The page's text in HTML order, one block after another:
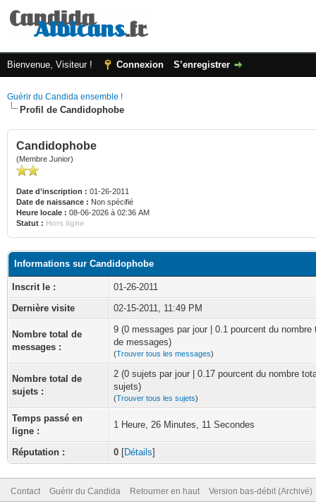
Bienvenue, Visiteur ! Connexion S’enregistrer
Guérir du Candida ensemble !
Profil de Candidophobe
Candidophobe
(Membre Junior)
Date d’inscription : 01-26-2011
Date de naissance : Non spécifié
Heure locale : 08-06-2026 à 02:36 AM
Statut : Hors ligne
Informations sur Candidophobe
Inscrit le :
01-26-2011
Dernière visite
02-15-2011, 11:49 PM
Nombre total de
messages :
9 (0 messages par jour | 0.1 pourcent du nombre
de messages)
(Trouver tous les messages)
Nombre total de
sujets :
2 (0 sujets par jour | 0.17 pourcent du nombre
sujets)
(Trouver tous les sujets)
Temps passé en
ligne :
1 Heure, 26 Minutes, 11 Secondes
Réputation : 0 [Détails]
Contact Guérir du Candida Retourner en haut Version bas-débit (Archivé)